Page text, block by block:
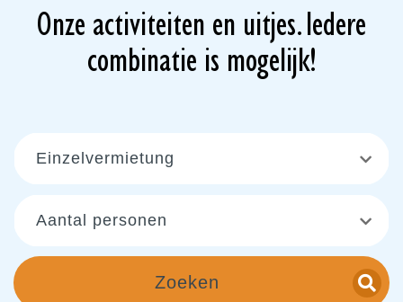
Onze activiteiten en uitjes. Iedere
combinatie is mogelijk!
Zoeken